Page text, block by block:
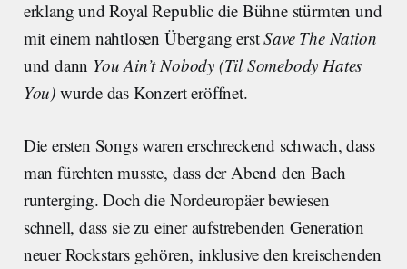
erklang und Royal Republic die Bühne stürmten und
mit einem nahtlosen Übergang erstSave The Nation
und dann You Ain’t Nobody (Til Somebody Hates
You)wurde das Konzert eröffnet.
Die ersten Songs waren erschreckend schwach, dass
man fürchten musste, dass der Abend den Bach
runterging. Doch die Nordeuropäer bewiesen
schnell, dass sie zu einer aufstrebenden Generation
neuer Rockstars gehören, inklusive den kreischenden